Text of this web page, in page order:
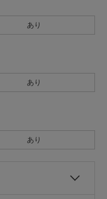
あり
あり
あり